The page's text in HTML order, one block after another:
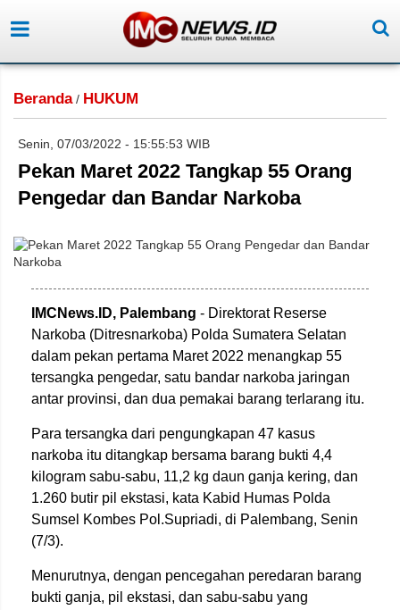
Beranda/ HUKUM
Senin, 07/03/2022 - 15:55:53 WIB
Pekan Maret 2022 Tangkap 55 Orang
Pengedar dan Bandar Narkoba
IMCNews.ID, Palembang - Direktorat Reserse
Narkoba (Ditresnarkoba) Polda Sumatera Selatan
dalam pekan pertama Maret 2022 menangkap 55
tersangka pengedar, satu bandar narkoba jaringan
antar provinsi, dan dua pemakai barang terlarang itu.
Para tersangka dari pengungkapan 47 kasus
narkoba itu ditangkap bersama barang bukti 4,4
kilogram sabu-sabu, 11,2 kg daun ganja kering, dan
1.260 butir pil ekstasi, kata Kabid Humas Polda
Sumsel Kombes Pol.Supriadi, di Palembang, Senin
(7/3).
Menurutnya, dengan pencegahan peredaran barang
bukti ganja, pil ekstasi, dan sabu-sabu yang